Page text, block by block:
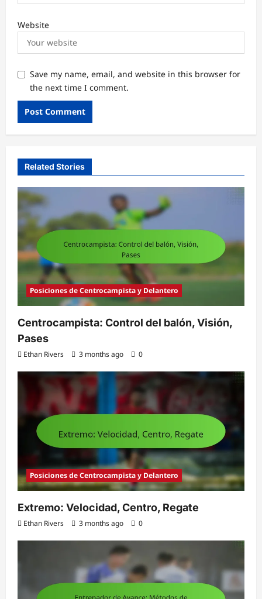
Website
Save my name, email, and website in this browser for
the next time I comment.
Related Stories
Posiciones de Centrocampista y Delantero
Centrocampista: Control del balón, Visión,
Pases
Ethan Rivers 3 months ago 0
Posiciones de Centrocampista y Delantero
Extremo: Velocidad, Centro, Regate
Ethan Rivers 3 months ago 0